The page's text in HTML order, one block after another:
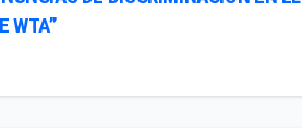
WTA”